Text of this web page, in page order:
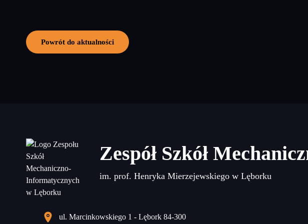
Powrót do aktualności
Zespół Szkół
im. prof. Henryka Mierzejewskiego w Lęborku
ul. Marcinkowskiego 1 - Lębork 84-300